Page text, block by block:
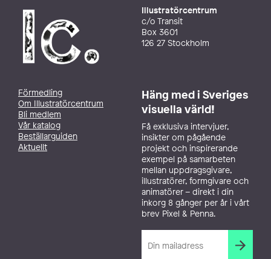
Illustratörcentrum
c/o Transit
Box 3601
126 27 Stockholm
Förmedling
Om Illustratörcentrum
Bli medlem
Vår katalog
Beställarguiden
Aktuellt
Häng med i Sveriges
visuella värld!
Få exklusiva intervjuer,
insikter om pågående
projekt och inspirerande
exempel på samarbeten
mellan uppdragsgivare,
illustratörer, formgivare och
animatörer – direkt i din
inkorg 8 gånger per år i vårt
brev Pixel & Penna.